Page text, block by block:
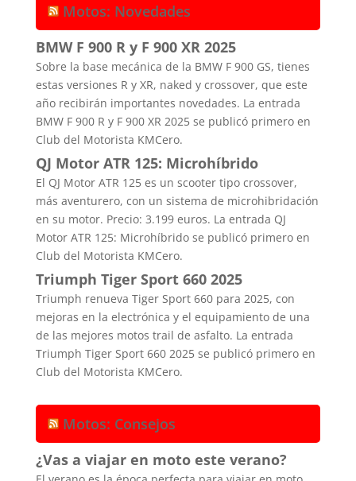
Motos: Novedades
BMW F 900 R y F 900 XR 2025
Sobre la base mecánica de la BMW F 900 GS, tienes
estas versiones R y XR, naked y crossover, que este
año recibirán importantes novedades. La entrada
BMW F 900 R y F 900 XR 2025 se publicó primero en
Club del Motorista KMCero.
QJ Motor ATR 125: Microhíbrido
El QJ Motor ATR 125 es un scooter tipo crossover,
más aventurero, con un sistema de microhibridación
en su motor. Precio: 3.199 euros. La entrada QJ
Motor ATR 125: Microhíbrido se publicó primero en
Club del Motorista KMCero.
Triumph Tiger Sport 660 2025
Triumph renueva Tiger Sport 660 para 2025, con
mejoras en la electrónica y el equipamiento de una
de las mejores motos trail de asfalto. La entrada
Triumph Tiger Sport 660 2025 se publicó primero en
Club del Motorista KMCero.
Motos: Consejos
¿Vas a viajar en moto este verano?